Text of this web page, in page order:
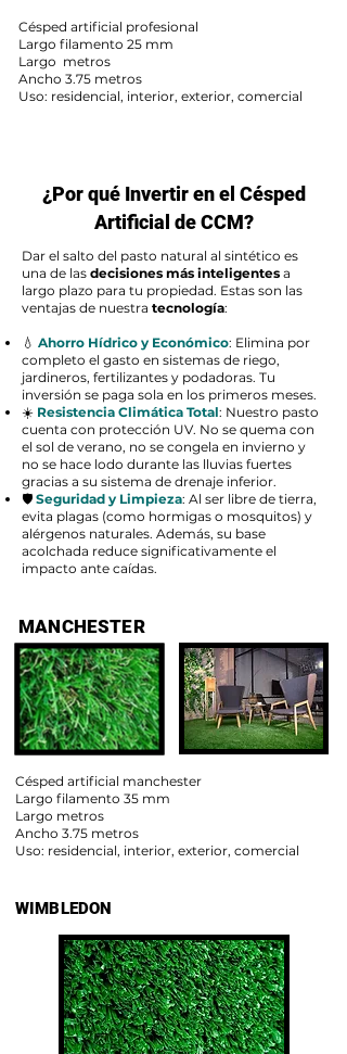
Césped artificial profesional
Largo filamento 25 mm
Largo metros
Ancho 3.75 metros
Uso: residencial, interior, exterior, comercial
¿Por qué Invertir en el Césped
Artificial de CCM?
Dar el salto del pasto natural al sintético es
una de las decisiones más inteligentes a
largo plazo para tu propiedad. Estas son las
ventajas de nuestra tecnología:
💧 Ahorro Hídrico y Económico: Elimina por
completo el gasto en sistemas de riego,
jardineros, fertilizantes y podadoras. Tu
inversión se paga sola en los primeros meses.
☀️ Resistencia Climática Total: Nuestro pasto
cuenta con protección UV. No se quema con
el sol de verano, no se congela en invierno y
no se hace lodo durante las lluvias fuertes
gracias a su sistema de drenaje inferior.
🛡️ Seguridad y Limpieza: Al ser libre de tierra,
evita plagas (como hormigas o mosquitos) y
alérgenos naturales. Además, su base
acolchada reduce significativamente el
impacto ante caídas.
MANCHESTER
Césped artificial manchester
Largo filamento 35 mm
Largo metros
Ancho 3.75 metros
Uso: residencial, interior, exterior, comercial
WIMBLEDON